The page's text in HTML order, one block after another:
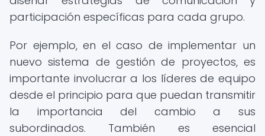
participación específicas para cada grupo.
Por ejemplo, en el caso de implementar un
nuevo sistema de gestión de proyectos, es
importante involucrar a los líderes de equipo
desde el principio para que puedan transmitir
la importancia del cambio a sus
subordinados. También es esencial